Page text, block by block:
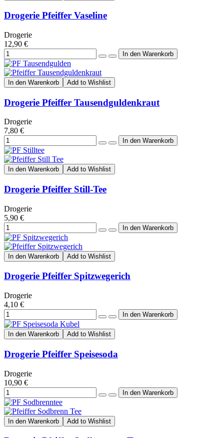
Drogerie Pfeiffer Vaseline
Drogerie
12,90 €
In den Warenkorb Add to Wishlist
Drogerie Pfeiffer Tausendguldenkraut
Drogerie
7,80 €
In den Warenkorb Add to Wishlist
Drogerie Pfeiffer Still-Tee
Drogerie
5,90 €
In den Warenkorb Add to Wishlist
Drogerie Pfeiffer Spitzwegerich
Drogerie
4,10 €
In den Warenkorb Add to Wishlist
Drogerie Pfeiffer Speisesoda
Drogerie
10,90 €
In den Warenkorb Add to Wishlist